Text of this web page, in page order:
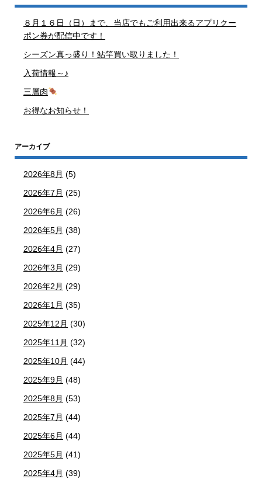
８月１６日（日）まで、当店でもご利用出来るアプリクー
ポン券が配信中です！
シーズン真っ盛り！鮎竿買い取りました！
入荷情報～♪
三層肉
お得なお知らせ！
アーカイブ
2026年8月 (5)
2026年7月 (25)
2026年6月 (26)
2026年5月 (38)
2026年4月 (27)
2026年3月 (29)
2026年2月 (29)
2026年1月 (35)
2025年12月 (30)
2025年11月 (32)
2025年10月 (44)
2025年9月 (48)
2025年8月 (53)
2025年7月 (44)
2025年6月 (44)
2025年5月 (41)
2025年4月 (39)